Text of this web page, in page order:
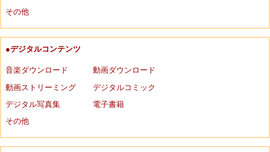
その他
●デジタルコンテンツ
音楽ダウンロード
動画ダウンロード
動画ストリーミング
デジタルコミック
デジタル写真集
電子書籍
その他